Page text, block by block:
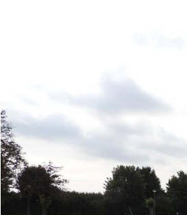
subsidie
voor
innovatief
Dorpshuis